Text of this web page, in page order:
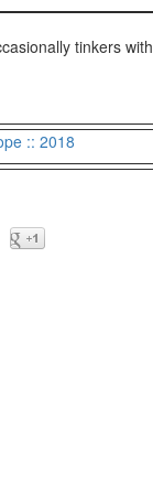
tinkers with
:: 2018